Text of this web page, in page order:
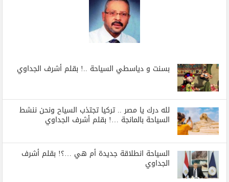
بسنت و دياسطي السياحة ..! بقلم أشرف الجداوي
لله درك يا مصر .. تركيا تجتذب السياح ونحن ننشط
السياحة بالمانجة …! بقلم أشرف الجداوي
السياحة انطلاقة جديدة أم هي …؟! بقلم أشرف
الجداوي